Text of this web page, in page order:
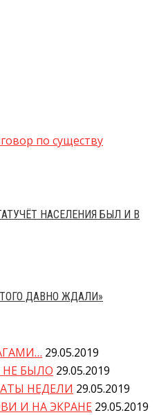
по существу
НАСЕЛЕНИЯ БЫЛ И В
ДАВНО ЖДАЛИ»
29.05.2019
НЕ БЫЛО 29.05.2019
НЕДЕЛИ 29.05.2019
И НА ЭКРАНЕ 29.05.2019